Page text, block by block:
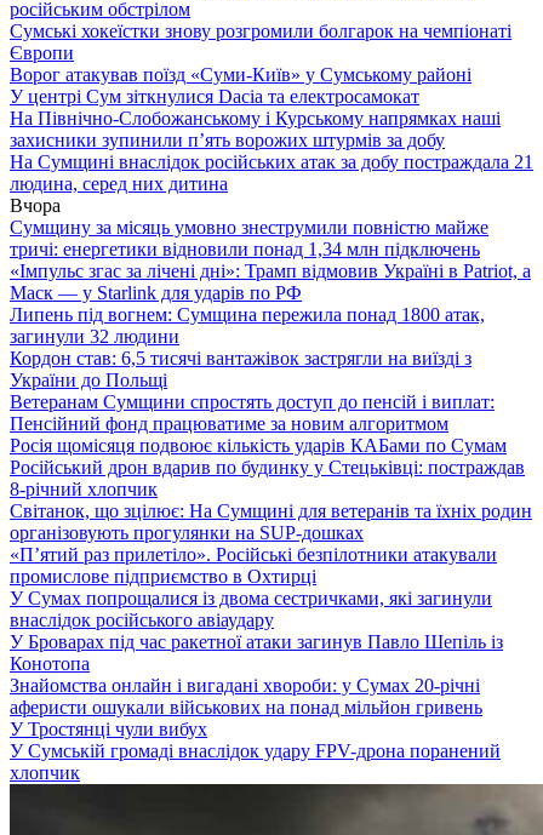
російським обстрілом
Сумські хокеїстки знову розгромили болгарок на чемпіонаті
Європи
Ворог атакував поїзд «Суми-Київ» у Сумському районі
У центрі Сум зіткнулися Dacia та електросамокат
На Північно-Слобожанському і Курському напрямках наші
захисники зупинили п’ять ворожих штурмів за добу
На Сумщині внаслідок російських атак за добу постраждала 21
людина, серед них дитина
Вчора
Сумщину за місяць умовно знеструмили повністю майже
тричі: енергетики відновили понад 1,34 млн підключень
«Імпульс згас за лічені дні»: Трамп відмовив Україні в Patriot, а
Маск — у Starlink для ударів по РФ
Липень під вогнем: Сумщина пережила понад 1800 атак,
загинули 32 людини
Кордон став: 6,5 тисячі вантажівок застрягли на виїзді з
України до Польщі
Ветеранам Сумщини спростять доступ до пенсій і виплат:
Пенсійний фонд працюватиме за новим алгоритмом
Росія щомісяця подвоює кількість ударів КАБами по Сумам
Російський дрон вдарив по будинку у Стецьківці: постраждав
8-річний хлопчик
Світанок, що зцілює: На Сумщині для ветеранів та їхніх родин
організовують прогулянки на SUP-дошках
«П’ятий раз прилетіло». Російські безпілотники атакували
промислове підприємство в Охтирці
У Сумах попрощалися із двома сестричками, які загинули
внаслідок російського авіаудару
У Броварах під час ракетної атаки загинув Павло Шепіль із
Конотопа
Знайомства онлайн і вигадані хвороби: у Сумах 20-річні
аферисти ошукали військових на понад мільйон гривень
У Тростянці чули вибух
У Сумській громаді внаслідок удару FPV-дрона поранений
хлопчик